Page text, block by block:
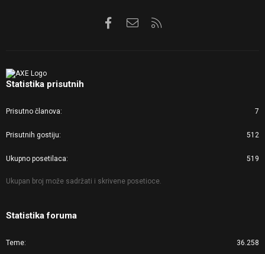
FacebookKontaktirajte nas
Statistika prisutnih
Prisutno članova 7
Prisutnih gostiju 512
Ukupno posetilaca 519
Ukupan broj može sadržati i skrivene posetioce.
Statistika foruma
Teme 36.258